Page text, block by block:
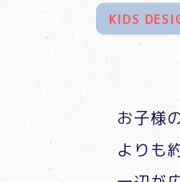
KIDS
お子様
よりも